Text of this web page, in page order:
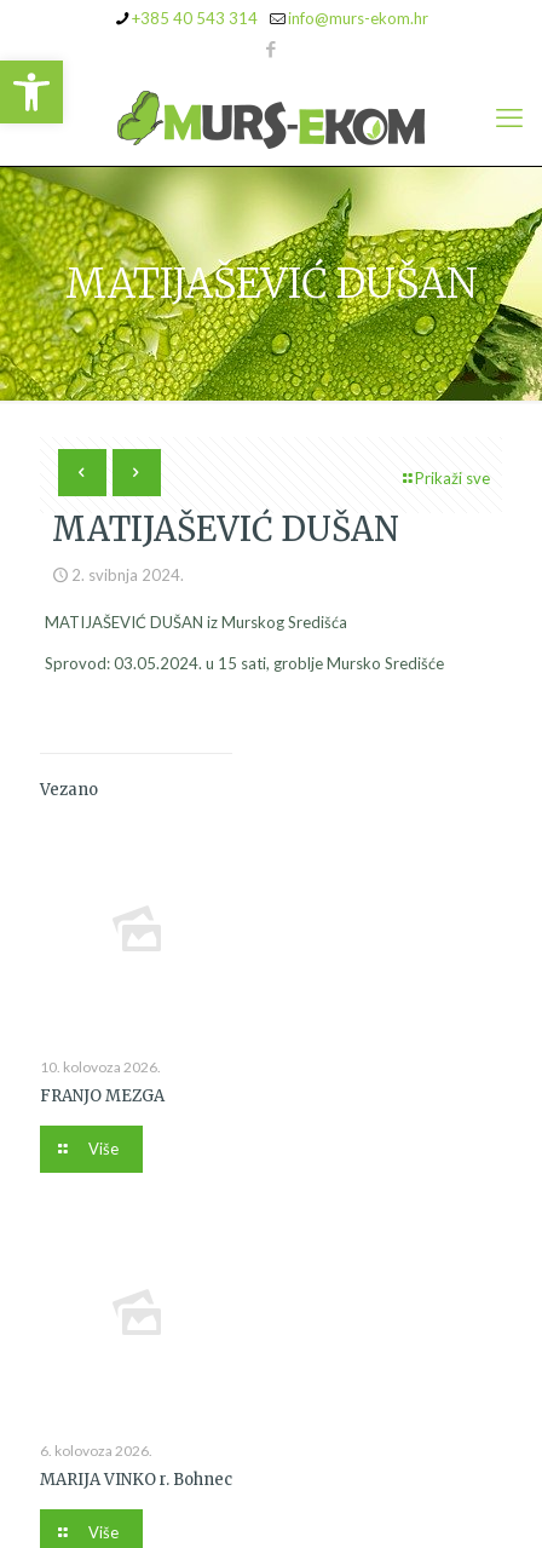
Open toolbar
+385 40 543 314 info@murs-ekom.hr
MATIJAŠEVIĆ DUŠAN
Prikaži sve
MATIJAŠEVIĆ DUŠAN
2. svibnja 2024.
MATIJAŠEVIĆ DUŠAN iz Murskog Središća
Sprovod: 03.05.2024. u 15 sati, groblje Mursko Središće
Vezano
10. kolovoza 2026.
FRANJO MEZGA
Više
6. kolovoza 2026.
MARIJA VINKO r. Bohnec
Više